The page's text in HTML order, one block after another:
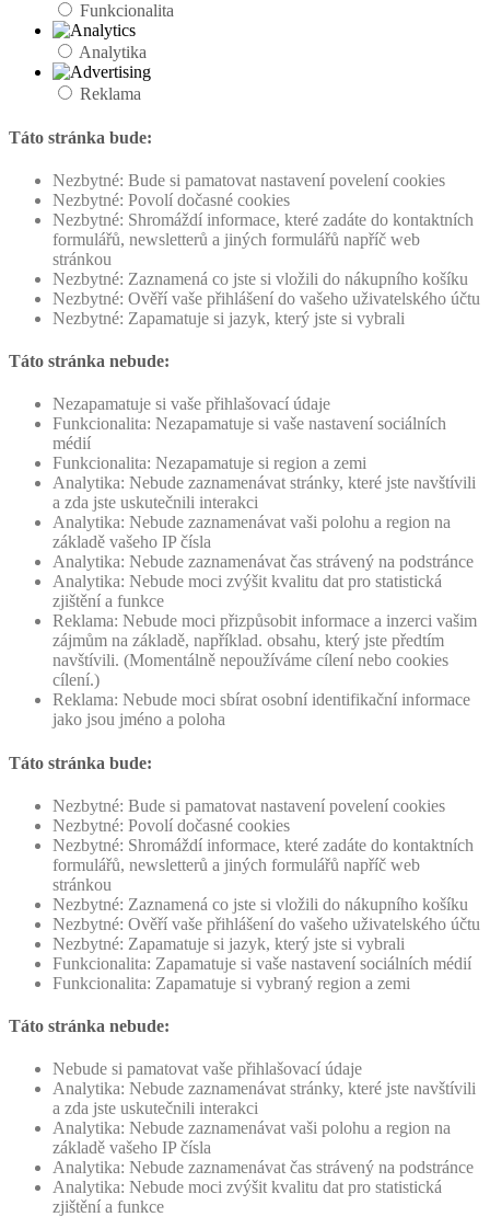
Funkcionalita
Analytika
Reklama
Táto stránka bude:
Nezbytné: Bude si pamatovat nastavení povelení cookies
Nezbytné: Povolí dočasné cookies
Nezbytné: Shromáždí informace, které zadáte do kontaktních
formulářů, newsletterů a jiných formulářů napříč web
stránkou
Nezbytné: Zaznamená co jste si vložili do nákupního košíku
Nezbytné: Ověří vaše přihlášení do vašeho uživatelského účtu
Nezbytné: Zapamatuje si jazyk, který jste si vybrali
Táto stránka nebude:
Nezapamatuje si vaše přihlašovací údaje
Funkcionalita: Nezapamatuje si vaše nastavení sociálních
médií
Funkcionalita: Nezapamatuje si region a zemi
Analytika: Nebude zaznamenávat stránky, které jste navštívili
a zda jste uskutečnili interakci
Analytika: Nebude zaznamenávat vaši polohu a region na
základě vašeho IP čísla
Analytika: Nebude zaznamenávat čas strávený na podstránce
Analytika: Nebude moci zvýšit kvalitu dat pro statistická
zjištění a funkce
Reklama: Nebude moci přizpůsobit informace a inzerci vašim
zájmům na základě, například. obsahu, který jste předtím
navštívili. (Momentálně nepoužíváme cílení nebo cookies
cílení.)
Reklama: Nebude moci sbírat osobní identifikační informace
jako jsou jméno a poloha
Táto stránka bude:
Nezbytné: Bude si pamatovat nastavení povelení cookies
Nezbytné: Povolí dočasné cookies
Nezbytné: Shromáždí informace, které zadáte do kontaktních
formulářů, newsletterů a jiných formulářů napříč web
stránkou
Nezbytné: Zaznamená co jste si vložili do nákupního košíku
Nezbytné: Ověří vaše přihlášení do vašeho uživatelského účtu
Nezbytné: Zapamatuje si jazyk, který jste si vybrali
Funkcionalita: Zapamatuje si vaše nastavení sociálních médií
Funkcionalita: Zapamatuje si vybraný region a zemi
Táto stránka nebude:
Nebude si pamatovat vaše přihlašovací údaje
Analytika: Nebude zaznamenávat stránky, které jste navštívili
a zda jste uskutečnili interakci
Analytika: Nebude zaznamenávat vaši polohu a region na
základě vašeho IP čísla
Analytika: Nebude zaznamenávat čas strávený na podstránce
Analytika: Nebude moci zvýšit kvalitu dat pro statistická
zjištění a funkce